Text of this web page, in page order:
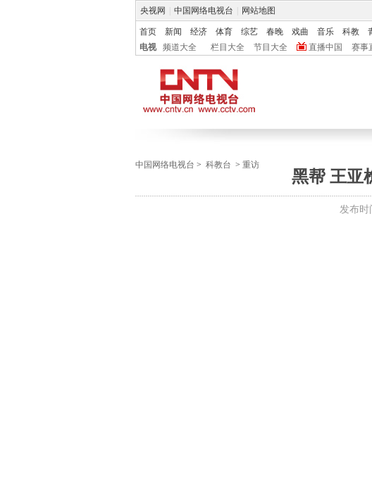
央视网 中国网络电视台 网站地图
首页 新闻 经济 体育 综艺 春晚 戏曲 音乐 科教
电视
频道大全 栏目大全 节目大全 直播中国 赛事
中国网络电视台 > 科教台 > 重访
黑帮 王亚
发布时